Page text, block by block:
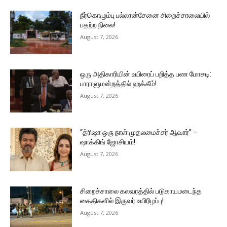
நீர்கொழும்பு பல்லான்சேனை சிறைச்சாலையில்
பதற்ற நிலை!
August 7, 2026
ஒரு அதிகாரியின் உயிரைப் பறித்த பண மோசடி:
பாராளுமன்றத்தில் ஹக்கீம்!
August 7, 2026
“த்ரிஷா ஒரு நாள் முதலமைச்சர் ஆவார்” –
ஷாக்கிங் ஜோசியம்!
August 7, 2026
சிறைச்சாலை கலவரத்தில் படுகாயமடைந்த
கைதிகளில் இருவர் உயிரிழப்பு!
August 7, 2026